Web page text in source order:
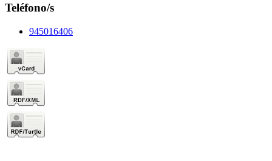
Teléfono/s
945016406